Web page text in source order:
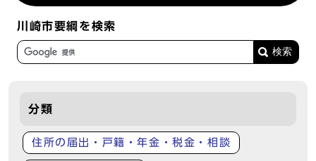
川崎市要綱を検索
分類
住所の届出・戸籍・年金・税金・相談